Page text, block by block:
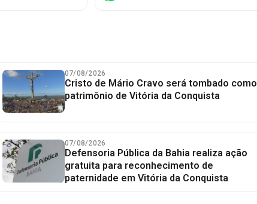
07/08/2026
Cristo de Mário Cravo será tombado como
patrimônio de Vitória da Conquista
07/08/2026
Defensoria Pública da Bahia realiza ação
gratuita para reconhecimento de
paternidade em Vitória da Conquista